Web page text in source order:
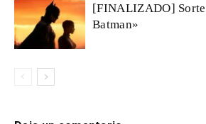
[FINALIZADO]
Batman»